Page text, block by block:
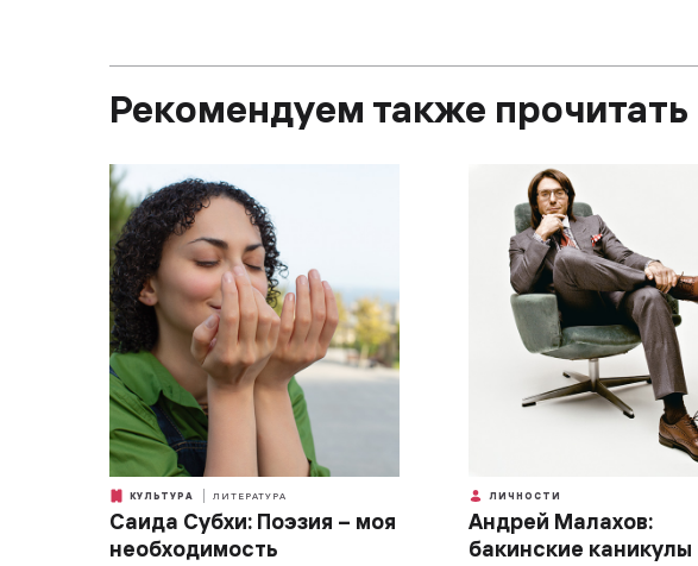
Рекомендуем также прочитать
КУЛЬТУРА ЛИТЕРАТУРА
Саида Субхи: Поэзия – моя
необходимость
ЛИЧНОСТИ
Андрей Малахов:
бакинские каникулы